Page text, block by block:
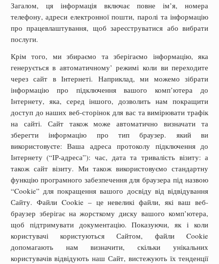
Загалом, ця інформація включає повне ім’я, номера
телефону, адреси електронної пошти, паролі та інформацію
про працевлаштування, щоб зареєструватися або вибрати
послуги.
Крім того, ми збираємо та зберігаємо інформацію, яка
генерується в автоматичному’ режимі коли ви переходите
через сайт в Інтернеті. Наприклад, ми можемо зібрати
інформацію про підключення вашого комп’ютера до
Інтернету, яка, серед іншого, дозволить нам покращити
доступ до наших веб-сторінок для вас та вимірювати трафік
на сайті. Сайт також може автоматично визначати та
зберегти інформацію про тип браузер. який ви
використовуєте: Ваша адреса протоколу підключення до
Інтернету (“ІР-адреса”): час, дата та тривалість візиту: а
також сайт візиту. Ми також використовуємо стандартну
функцію програмного забезпечення для браузера під назвою
“Cookie” для покращення вашого досвіду від відвідування
Сайту. Файли Cookie – це невеликі файли, які ваш веб-
браузер зберігає на жорсткому диску вашого комп’ютера,
щоб підтримувати документацію. Показуючи, як і коли
користувачі користуються Сайтом, файли Cookie
допомагають нам визначити, скільки унікальних
користувачів відвідують наш Сайт, вистежують їх тенденції